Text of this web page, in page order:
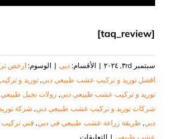
[taq_review]
سبتمبر ٣rd, ٢٠٢٤ | الأقسام: دبي | الوسوم: ارخص
افضل توريد و تركيب عشب طبيعي دبي, توريد و
توريد و تركيب عشب طبيعي دبي, رولات نجيل طبيعي
شركات توريد و تركيب عشب طبيعي دبي, شركة
دبي, طريقة زراعة عشب طبيعي في دبي, فني
عشب طبيعي | التعليقاتعلى